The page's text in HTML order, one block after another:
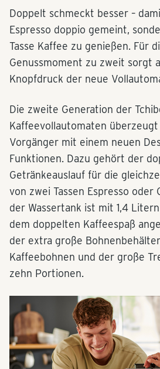
Doppelt schmeckt besser –
Espresso doppio gemeint,
Tasse Kaffee zu genießen. Für
Genussmoment zu zweit sorgt
Knopfdruck der neue
Die zweite Generation der
Kaffeevollautomaten
Vorgänger mit einem neuen
Funktionen. Dazu gehört der
Getränkeauslauf für die
von zwei Tassen Espresso oder
der Wassertank ist mit 1,4
dem doppelten Kaffeespaß
der extra große
Kaffeebohnen und der große
zehn Portionen.